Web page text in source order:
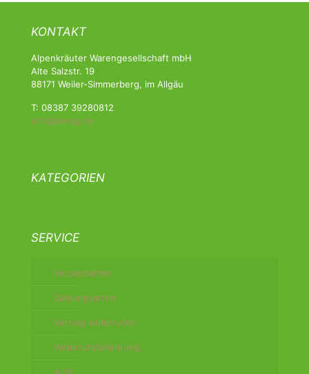
KONTAKT
Alpenkräuter Warengesellschaft mbH
Alte Salzstr. 19
88171 Weiler-Simmerberg, im Allgäu
T: 08387 39280812
info@alwag.de
KATEGORIEN
SERVICE
Versandarten
Zahlungsarten
Vertrag widerrufen
Widerrufsbelehrung